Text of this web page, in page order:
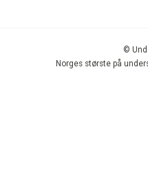
©
Norges største på